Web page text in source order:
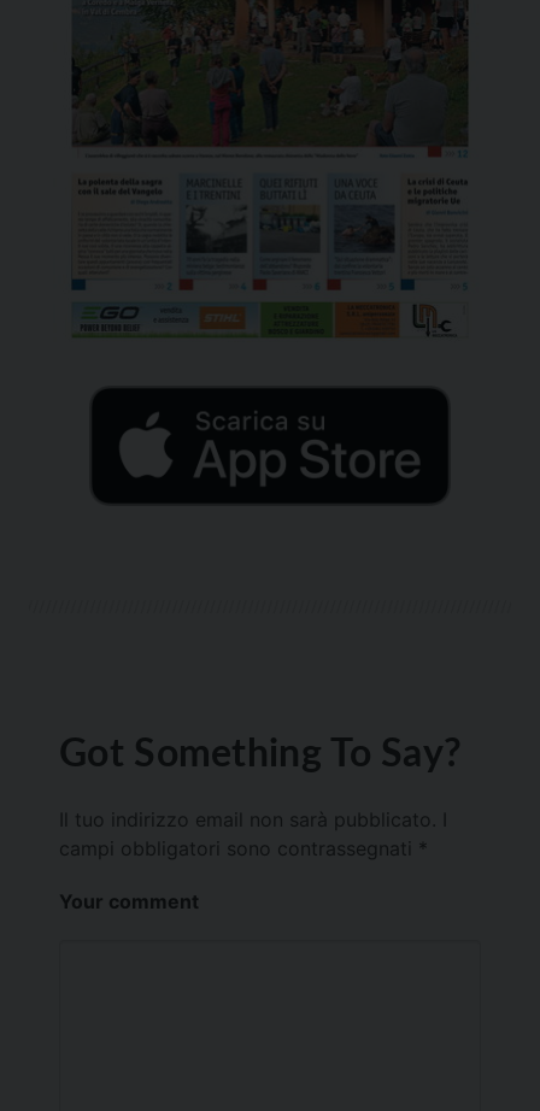
Got Something To Say?
Il tuo indirizzo email non sarà pubblicato.
campi obbligatori sono contrassegnati *
Your comment